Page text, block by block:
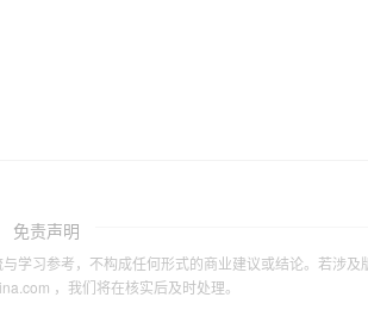
免责声明
学习参考，不构成任何形式的商业建议或结论。若涉及
，我们将在核实后及时处理。